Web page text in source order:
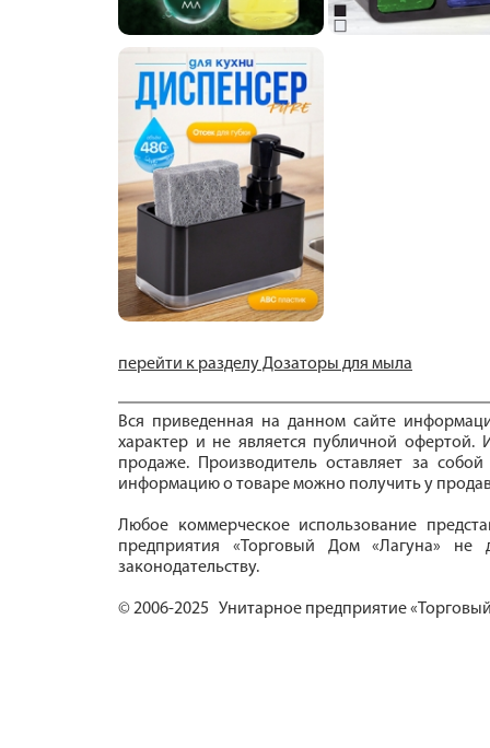
перейти к разделу Дозаторы для мыла
Вся приведенная на данном сайте
характер и не является публичной офертой.
продаже. Производитель оставляет за
информацию о товаре можно получить у
Любое коммерческое использование
предприятия «Торговый Дом «Лагуна» не
законодательству.
© 2006-2025 Унитарное предприятие